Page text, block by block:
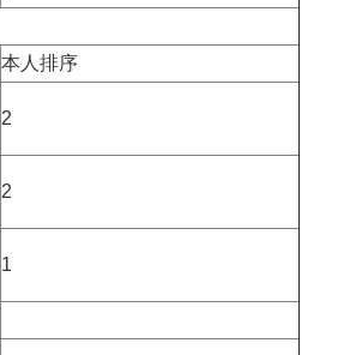
本人排序
2
2
1